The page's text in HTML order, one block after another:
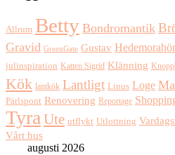
Allrum Betty Bondromantik
Gravid GreenGate Gustav
julinspiration Katten Sigrid Klänning
Kök lantkök Lantligt Linus Loge
Pärlspont Renovering Reportage
TyraUte utflykt Utlottning
Vårt hus
augusti 2026